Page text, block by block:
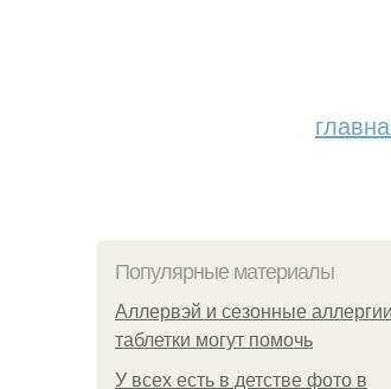
Популярные материалы
Аллервэй и сезонные
таблетки могут помочь
У всех есть в детстве фото в